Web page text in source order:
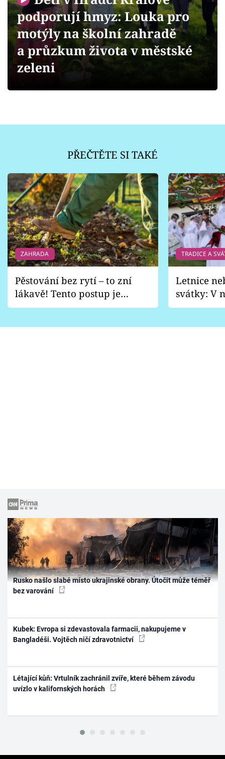
Přihlášení
Sledujte nás
podporují hmyz: Louka pro
motýly na školní zahradě
a průzkum života v městské
zeleni
PŘEČTĚTE SI TAKÉ
ZAHRADA
Pěstování bez rytí – to zní
lákavě! Tento postup je
vhodný jen pro některé
TRADICE A
Letnice
svátky: V
pondělí
Rusko našlo slabé místo ukrajinské obrany. Útočit může téměř
bez varování
Kubek: Evropa si zdevastovala farmacii, nakupujeme v
Bangladéši. Vojtěch ničí zdravotnictví
Létající kůň: Vrtulník zachránil zvíře, které během závodu
uvízlo v kalifornských horách